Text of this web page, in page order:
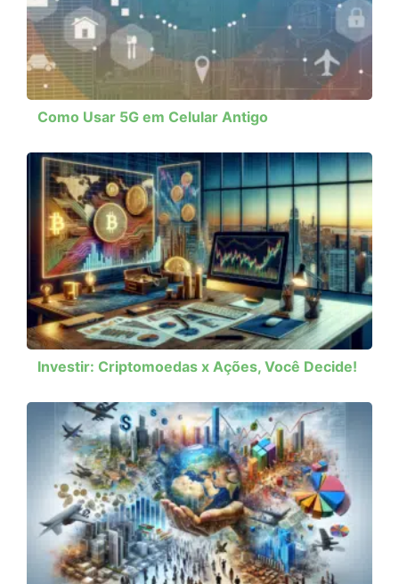
Como Usar 5G em Celular Antigo
Investir: Criptomoedas x Ações, Você Decide!